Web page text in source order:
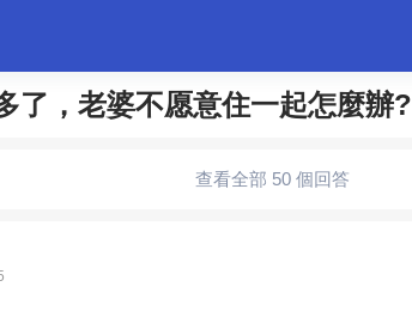
了，老婆不愿意住一起怎麼辦?
查看全部 50 個回答
夫妻生活 生活妙招